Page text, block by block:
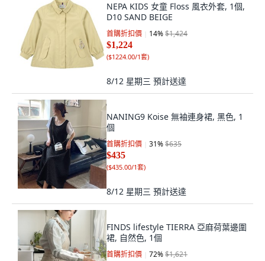
NEPA KIDS 女童 Floss 風衣外套, 1個,
D10 SAND BEIGE
首購折扣價 14%$1,424
$1,224
($1224.00/1套)
8/12 星期三 預計送達
NANING9 Koise 無袖連身裙, 黑色, 1
個
首購折扣價 31%$635
$435
($435.00/1套)
8/12 星期三 預計送達
FINDS lifestyle TIERRA 亞麻荷葉邊圍
裙, 自然色, 1個
首購折扣價 72%$1,621